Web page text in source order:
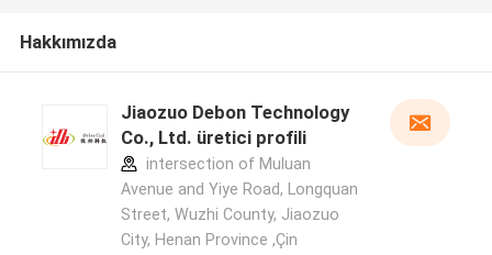
Hakkımızda
Jiaozuo Debon Technology
Co., Ltd. üretici profili
intersection of Muluan
Avenue and Yiye Road, Longquan
Street, Wuzhi County, Jiaozuo
City, Henan Province ,Çin